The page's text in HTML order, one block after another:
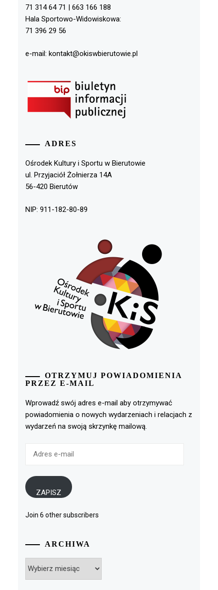
71 314 64 71 | 663 166 188
Hala Sportowo-Widowiskowa:
71 396 29 56
e-mail: kontakt@okiswbierutowie.pl
ADRES
Ośrodek Kultury i Sportu w Bierutowie
ul. Przyjaciół Żołnierza 14A
56-420 Bierutów
NIP: 911-182-80-89
OTRZYMUJ POWIADOMIENIA
PRZEZ E-MAIL
Wprowadź swój adres e-mail aby otrzymywać
powiadomienia o nowych wydarzeniach i relacjach z
wydarzeń na swoją skrzynkę mailową.
ZAPISZ
Join 6 other subscribers
ARCHIWA